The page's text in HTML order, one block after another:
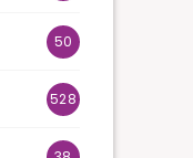
50
528